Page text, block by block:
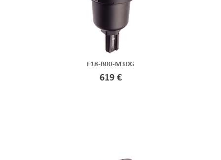
F18-B00-M3DG
619 €